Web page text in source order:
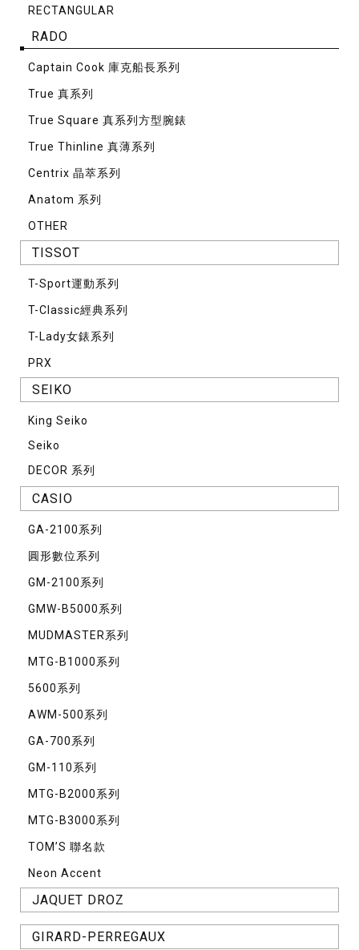
RECTANGULAR
RADO
Captain Cook 庫克船長系列
True 真系列
True Square 真系列方型腕錶
True Thinline 真薄系列
Centrix 晶萃系列
Anatom 系列
OTHER
TISSOT
T-Sport運動系列
T-Classic經典系列
T-Lady女錶系列
PRX
SEIKO
King Seiko
Seiko
DECOR 系列
CASIO
GA-2100系列
圓形數位系列
GM-2100系列
GMW-B5000系列
MUDMASTER系列
MTG-B1000系列
5600系列
AWM-500系列
GA-700系列
GM-110系列
MTG-B2000系列
MTG-B3000系列
TOM’S 聯名款
Neon Accent
JAQUET DROZ
GIRARD-PERREGAUX